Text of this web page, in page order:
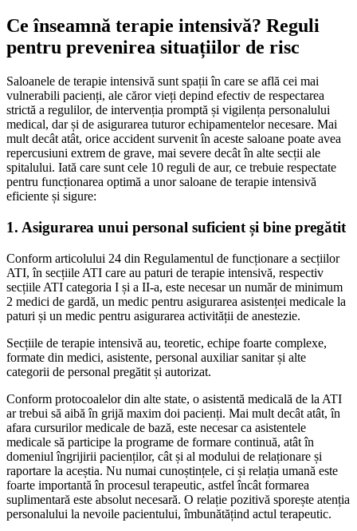
Ce înseamnă terapie intensivă? Reguli
pentru prevenirea situațiilor de risc
Saloanele de terapie intensivă sunt spații în care se află cei mai
vulnerabili pacienți, ale căror vieți depind efectiv de respectarea
strictă a regulilor, de intervenția promptă și vigilența personalului
medical, dar și de asigurarea tuturor echipamentelor necesare. Mai
mult decât atât, orice accident survenit în aceste saloane poate avea
repercusiuni extrem de grave, mai severe decât în alte secții ale
spitalului. Iată care sunt cele 10 reguli de aur, ce trebuie respectate
pentru funcționarea optimă a unor saloane de terapie intensivă
eficiente și sigure:
1. Asigurarea unui personal suficient și bine pregătit
Conform articolului 24 din Regulamentul de funcționare a secțiilor
ATI, în secțiile ATI care au paturi de terapie intensivă, respectiv
secțiile ATI categoria I și a II-a, este necesar un număr de minimum
2 medici de gardă, un medic pentru asigurarea asistenței medicale la
paturi și un medic pentru asigurarea activității de anestezie.
Secțiile de terapie intensivă au, teoretic, echipe foarte complexe,
formate din medici, asistente, personal auxiliar sanitar și alte
categorii de personal pregătit și autorizat.
Conform protocoalelor din alte state, o asistentă medicală de la ATI
ar trebui să aibă în grijă maxim doi pacienți. Mai mult decât atât, în
afara cursurilor medicale de bază, este necesar ca asistentele
medicale să participe la programe de formare continuă, atât în
domeniul îngrijirii pacienților, cât și al modului de relaționare și
raportare la aceștia. Nu numai cunoștințele, ci și relația umană este
foarte importantă în procesul terapeutic, astfel încât formarea
suplimentară este absolut necesară. O relație pozitivă sporește atenția
personalului la nevoile pacientului, îmbunătățind actul terapeutic.